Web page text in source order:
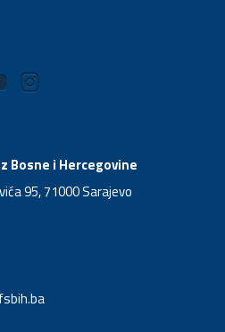
Bosne i Hercegovine
95, 71000 Sarajevo